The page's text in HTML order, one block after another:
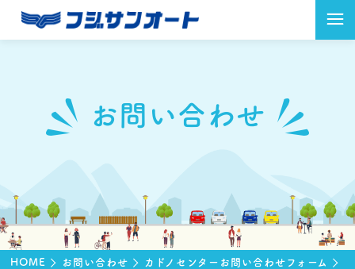
お問い合わせ
HOME お問い合わせ カドノセンターお問い合わせフォーム